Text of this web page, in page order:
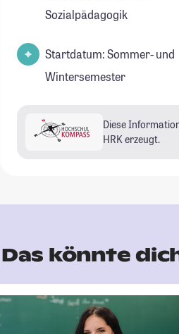
Sozialpädagogik
Startdatum: Sommer- und
Wintersemester
Diese
HRK erzeugt.
Das könnte